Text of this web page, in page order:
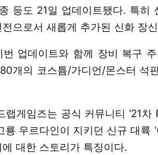
등도 21일 업데이트됐다. 특히
으로서 새롭게 추가된 신화 장
번 업데이트와 함께 장비 복구
개의 코스튬/가디언/몬스터 석
랩게임즈는 공식 커뮤니티 ‘21차
룡 우르다인이 지키던 신규 대륙
대한 스토리가 특징이다.